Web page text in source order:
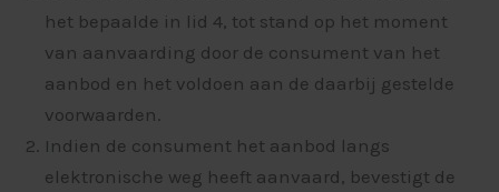
het bepaalde in lid 4, tot stand op het moment
van aanvaarding door de consument van het
aanbod en het voldoen aan de daarbij gestelde
voorwaarden.
Indien de consument het aanbod langs
elektronische weg heeft aanvaard, bevestigt de